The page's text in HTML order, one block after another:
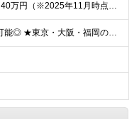
★社員の平均年収940万円（※2025年11月時点） ★転職者は全員収入アップを実現 ★入社半年で昇給した実績あり！ 【営業未経験】 月給35万8,000円～（固定残業代含む）＋インセンティブ ＋賞
★リモートワーク可能◎ ★東京・大阪・福岡の3拠点で募集中／ご希望の勤務地で配属します ★転勤なし ＜東京支店＞ 東京都港区三田1丁目4番28号 三田国際ビル2階 ＜大阪本社＞ 大阪府大阪市北区梅